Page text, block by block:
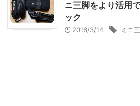
ニ三脚をより活用
ック
2016/3/14 ミニ